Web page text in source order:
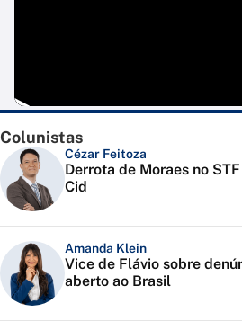
Colunistas
Cézar Feitoza
Derrota de Moraes no
Cid
Amanda Klein
Vice de Flávio sobre
aberto ao Brasil